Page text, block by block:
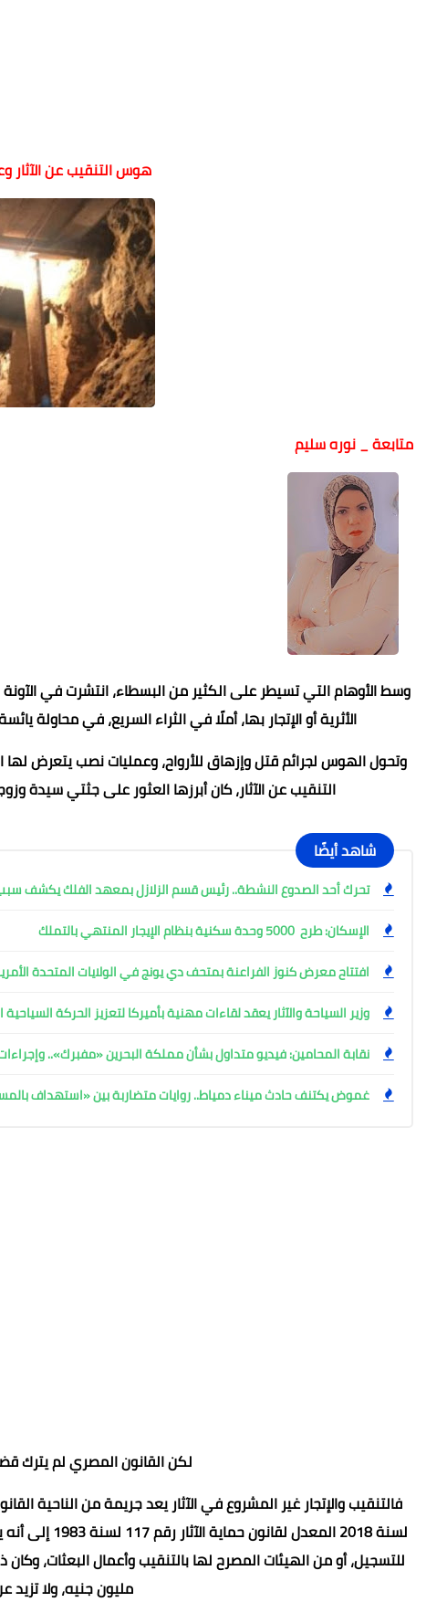
هوس التنقيب عن الآثار
متابعة _ نوره سليم
وسط الأوهام التي تسيطر على الكثير من البسطاء، انتشرت في الآونة
الأثرية أو الإتجار بها، أملًا في الثراء السريع، في
وتحول الهوس لجرائم قتل وإزهاق للأرواح، وعمليات نصب يتعرض
التنقيب عن الآثار، كان أبرزها العثور على جثتي سيدة
شاهد أيضًا
تحرك أحد الصدوع النشطة.. رئيس قسم الزلازل بمعهد الفلك يكشف
الإسكان: طرح 5000 وحدة سكنية بنظام الإيجار المنتهي بالتملك
افتتاح معرض كنوز الفراعنة بمتحف دي يونج في الولايات المتحدة
وزير السياحة والآثار يعقد لقاءات مهنية بأميركا لتعزيز الحركة
نقابة المحامين: فيديو متداول بشأن مملكة البحرين «مفبرك»..
غموض يكتنف حادث ميناء دمياط.. روايات متضاربة بين «استهداف
لكن القانون المصري لم يترك
لسنة 2018
للتسجيل، أو من الهيئات المصرح لها بالتنقيب وأعمال البعثات،
مليون جنيه، ولا تزيد عن الـ 5